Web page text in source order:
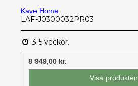
Kave Home
LAF-J0300032PR03
3-5 veckor.
8 949,00 kr.
Visa produkten